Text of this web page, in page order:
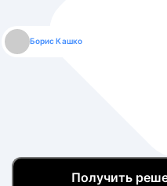
Борис Кашко
Юлия Изоитко
Александр Кулагин
Даниил Макаров
Екатерина Лазаренко
Получить